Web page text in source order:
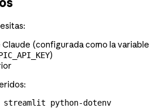
Claude (configurada como la variable
)
streamlit python-dotenv